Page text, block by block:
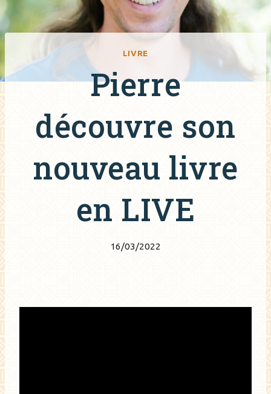
LIVRE
Pierre
découvre son
nouveau livre
en LIVE
16/03/2022